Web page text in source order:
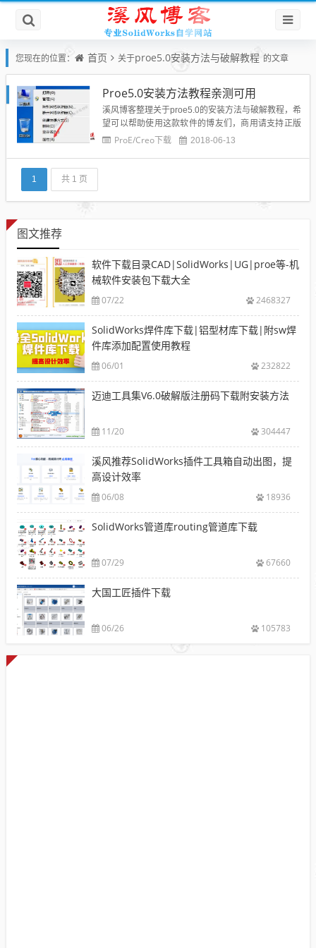
您现在的位置： 首页 关于proe5.0安装方法与破解教程 的文章
Proe5.0安装方法教程亲测可用
溪风博客整理关于proe5.0的安装方法与破解教程，希
望可以帮助使用这款软件的博友们，商用请支持正版
软件。安装准备：软件下载Proe5.0 32位64位野火版
ProE/Creo下载 2018-06-13
1 共 1 页
图文推荐
软件下载目录CAD|SolidWorks|UG|proe等-机
械软件安装包下载大全
07/22 2468327
SolidWorks焊件库下载|铝型材库下载|附sw焊
件库添加配置使用教程
06/01 232822
迈迪工具集V6.0破解版注册码下载附安装方法
11/20 304447
溪风推荐SolidWorks插件工具箱自动出图，提
高设计效率
06/08 18936
SolidWorks管道库routing管道库下载
07/29 67660
大国工匠插件下载
06/26 105783